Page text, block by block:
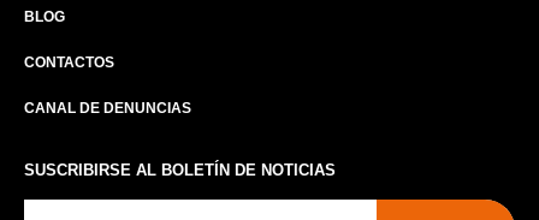
BLOG
CONTACTOS
CANAL DE DENUNCIAS
SUSCRIBIRSE AL BOLETÍN DE NOTICIAS